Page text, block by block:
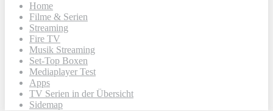
Home
Filme & Serien
Streaming
Fire TV
Musik Streaming
Set-Top Boxen
Mediaplayer Test
Apps
TV Serien in der Übersicht
Sidemap